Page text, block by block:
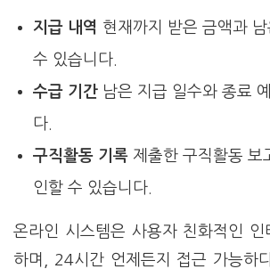
지급 내역 현재까지 받은 금액과
수 있습니다.
수급 기간남은 지급 일수와 종료
다.
구직활동 기록제출한 구직활동 보
인할 수 있습니다.
온라인 시스템은 사용자 친화적인 인
하며, 24시간 언제든지 접근 가능하